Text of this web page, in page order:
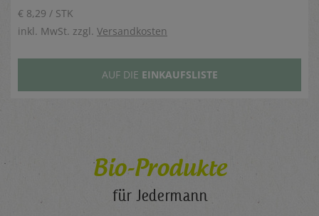
€ 8,29 / STK
inkl. MwSt. zzgl. Versandkosten
AUF DIE EINKAUFSLISTE
Bio-Produkte
für Jedermann